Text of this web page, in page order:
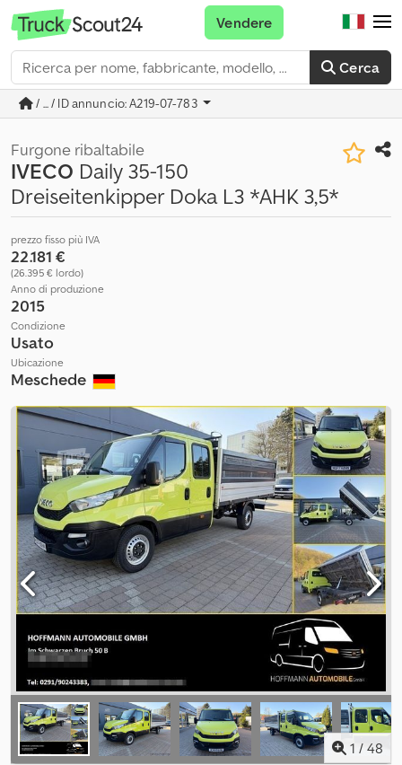
Cerca
Vendere
/ ... / ID annuncio: A219-07-783
Furgone ribaltabile
IVECO Daily 35-150
Dreiseitenkipper Doka L3 *AHK 3,5*
prezzo fisso più IVA
22.181 €
(26.395 € lordo)
Anno di produzione
2015
Condizione
Usato
Ubicazione
Meschede
1 / 48